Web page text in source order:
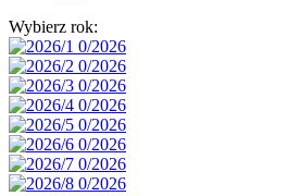
Wybierz rok: